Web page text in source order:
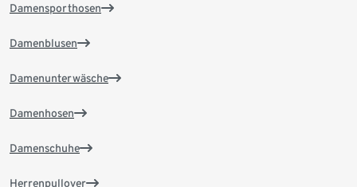
Damensporthosen
Damenblusen
Damenunterwäsche
Damenhosen
Damenschuhe
Herrenpullover